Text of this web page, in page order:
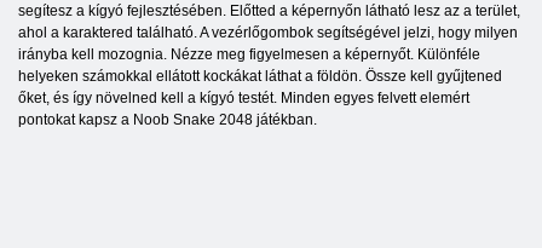
segítesz a kígyó fejlesztésében. Előtted a képernyőn látható lesz az a terület,
ahol a karaktered található. A vezérlőgombok segítségével jelzi, hogy milyen
irányba kell mozognia. Nézze meg figyelmesen a képernyőt. Különféle
helyeken számokkal ellátott kockákat láthat a földön. Össze kell gyűjtened
őket, és így növelned kell a kígyó testét. Minden egyes felvett elemért
pontokat kapsz a Noob Snake 2048 játékban.